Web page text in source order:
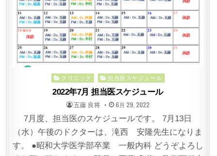
Posted
in
クリニック 担当医スケジュール
2022年7月 担当医スケジュール
POSTED
BY
五藤 良将 POSTED
ON
6月 29, 2022
7月度、担当医のスケジュールです。 7月13日
（水）午後のドクターは、滝西 安隆先生になりま
す。 ●昭和大学医学部卒業 一般内科 どうぞよろし